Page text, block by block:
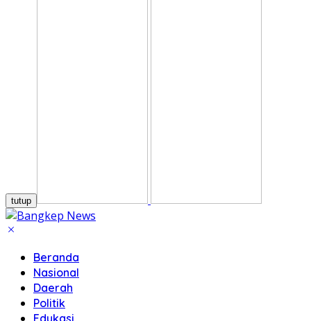
tutup
Beranda
Nasional
Daerah
Politik
Edukasi